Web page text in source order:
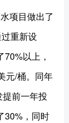
项目做出了
重新设
以上，
元/桶。同年
前一年投
30%，同时